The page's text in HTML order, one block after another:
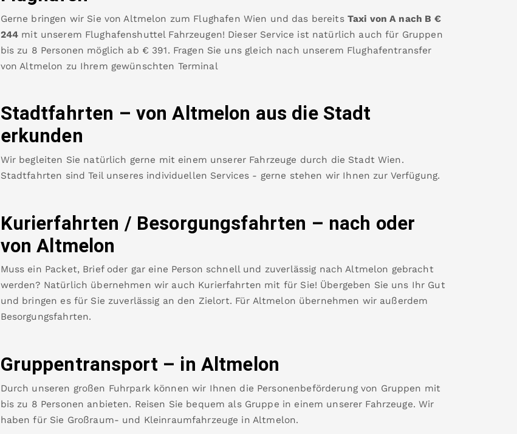
Gerne bringen wir Sie von Altmelon zum Flughafen Wien und das bereits Taxi von A nach B €
244 mit unserem Flughafenshuttel Fahrzeugen! Dieser Service ist natürlich auch für Gruppen
bis zu 8 Personen möglich ab € 391. Fragen Sie uns gleich nach unserem Flughafentransfer
von Altmelon zu Ihrem gewünschten Terminal
Stadtfahrten – von Altmelon aus die Stadt
erkunden
Wir begleiten Sie natürlich gerne mit einem unserer Fahrzeuge durch die Stadt Wien.
Stadtfahrten sind Teil unseres individuellen Services - gerne stehen wir Ihnen zur Verfügung.
Kurierfahrten / Besorgungsfahrten – nach oder
von Altmelon
Muss ein Packet, Brief oder gar eine Person schnell und zuverlässig nach Altmelon gebracht
werden? Natürlich übernehmen wir auch Kurierfahrten mit für Sie! Übergeben Sie uns Ihr Gut
und bringen es für Sie zuverlässig an den Zielort. Für Altmelon übernehmen wir außerdem
Besorgungsfahrten.
Gruppentransport – in Altmelon
Durch unseren großen Fuhrpark können wir Ihnen die Personenbeförderung von Gruppen mit
bis zu 8 Personen anbieten. Reisen Sie bequem als Gruppe in einem unserer Fahrzeuge. Wir
haben für Sie Großraum- und Kleinraumfahrzeuge in Altmelon.